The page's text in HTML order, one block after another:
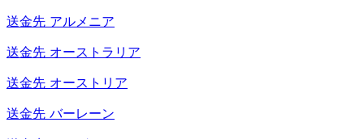
送金先 アルメニア
送金先 オーストラリア
送金先 オーストリア
送金先 バーレーン